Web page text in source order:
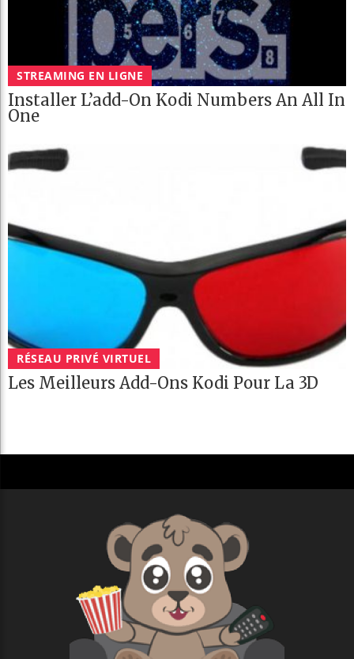
STREAMING EN LIGNE
Installer L’add-On Kodi Numbers An All In
One
RÉSEAU PRIVÉ VIRTUEL
Les Meilleurs Add-Ons Kodi Pour La 3D